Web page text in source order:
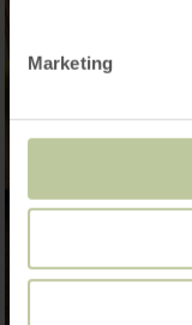
Marketing